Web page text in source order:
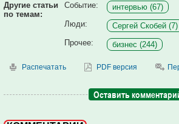
Другие статьи
по темам:
Событие:
интервью (67)
Люди:
Сергей Скобей (7)
Прочее:
бизнес (244)
Распечатать PDF версия
Оставить